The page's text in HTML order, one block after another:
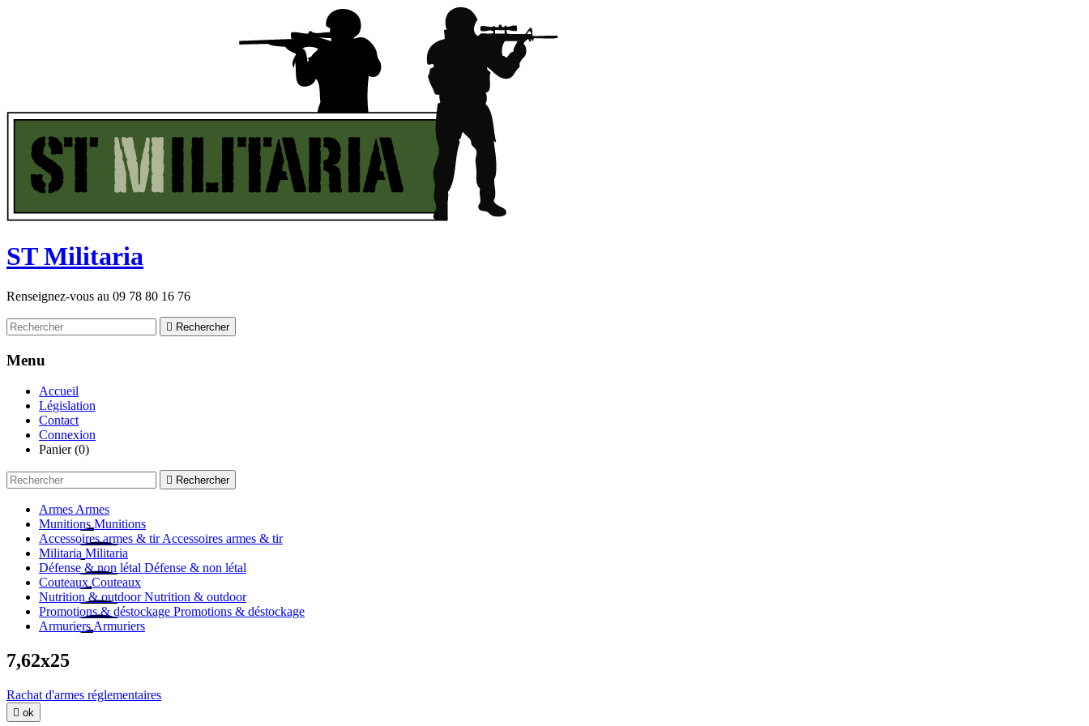
STMilitaria
Renseignez-vous au 09 78 80 16 76
 Rechercher
Menu
Accueil
Législation
Contact
Connexion
Panier (0)
 Rechercher
Armes Armes
Munitions Munitions
Accessoires armes & tir Accessoires armes & tir
Militaria Militaria
Défense & non létal Défense & non létal
Couteaux Couteaux
Nutrition & outdoor Nutrition & outdoor
Promotions & déstockage Promotions & déstockage
Armuriers Armuriers
7,62x25
Rachat d'armes réglementaires
 ok